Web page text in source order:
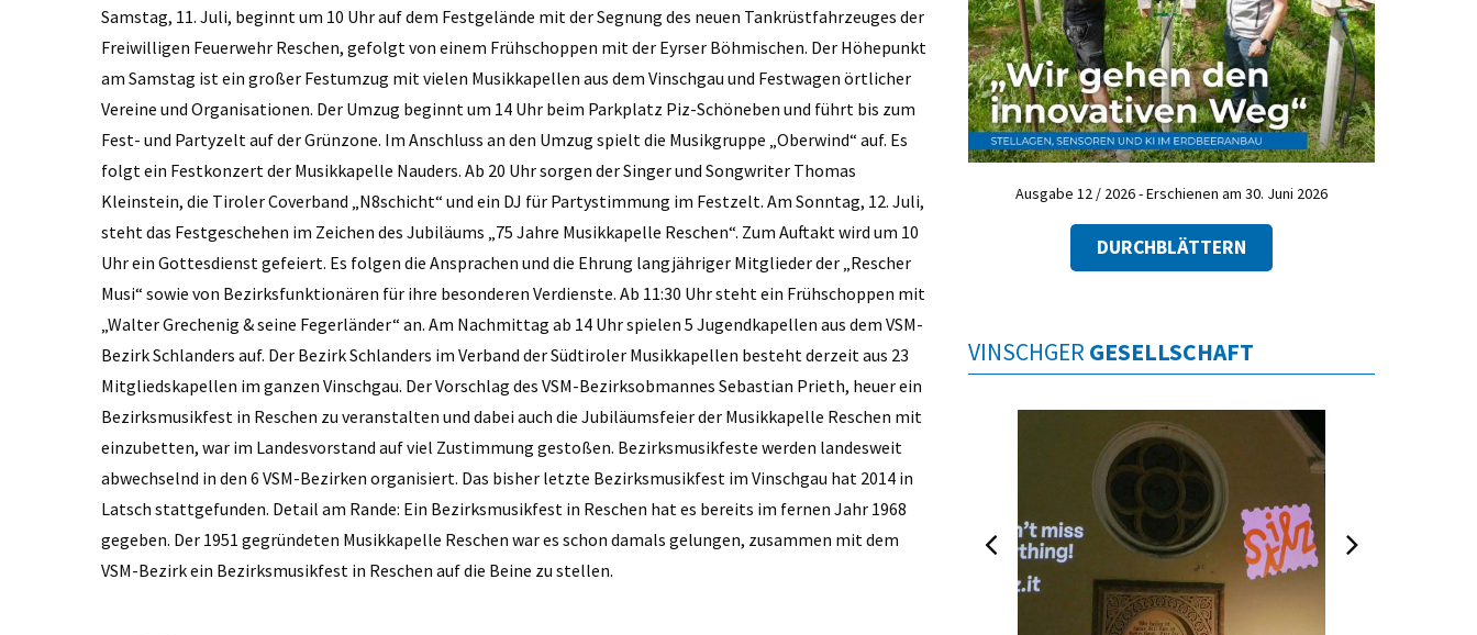
Samstag, 11. Juli, beginnt um 10 Uhr auf dem Festgelände mit der Segnung des neuen Tankrüstfahrzeuges der
Freiwilligen Feuerwehr Reschen, gefolgt von einem Frühschoppen mit der Eyrser Böhmischen. Der Höhepunkt
am Samstag ist ein großer Festumzug mit vielen Musikkapellen aus dem Vinschgau und Festwagen örtlicher
Vereine und Organisationen. Der Umzug beginnt um 14 Uhr beim Parkplatz Piz-Schöneben und führt bis zum
Fest- und Partyzelt auf der Grünzone. Im Anschluss an den Umzug spielt die Musikgruppe „Oberwind“ auf. Es
folgt ein Festkonzert der Musikkapelle Nauders. Ab 20 Uhr sorgen der Singer und Songwriter Thomas
Kleinstein, die Tiroler Coverband „N8schicht“ und ein DJ für Partystimmung im Festzelt. Am Sonntag, 12. Juli,
steht das Festgeschehen im Zeichen des Jubiläums „75 Jahre Musikkapelle Reschen“. Zum Auftakt wird um 10
Uhr ein Gottesdienst gefeiert. Es folgen die Ansprachen und die Ehrung langjähriger Mitglieder der „Rescher
Musi“ sowie von Bezirksfunktionären für ihre besonderen Verdienste. Ab 11:30 Uhr steht ein Frühschoppen mit
„Walter Grechenig & seine Fegerländer“ an. Am Nachmittag ab 14 Uhr spielen 5 Jugendkapellen aus dem VSM-
Bezirk Schlanders auf. Der Bezirk Schlanders im Verband der Südtiroler Musikkapellen besteht derzeit aus 23
Mitgliedskapellen im ganzen Vinschgau. Der Vorschlag des VSM-Bezirksobmannes Sebastian Prieth, heuer ein
Bezirksmusikfest in Reschen zu veranstalten und dabei auch die Jubiläumsfeier der Musikkapelle Reschen mit
einzubetten, war im Landesvorstand auf viel Zustimmung gestoßen. Bezirksmusikfeste werden landesweit
abwechselnd in den 6 VSM-Bezirken organisiert. Das bisher letzte Bezirksmusikfest im Vinschgau hat 2014 in
Latsch stattgefunden. Detail am Rande: Ein Bezirksmusikfest in Reschen hat es bereits im fernen Jahr 1968
gegeben. Der 1951 gegründeten Musikkapelle Reschen war es schon damals gelungen, zusammen mit dem
VSM-Bezirk ein Bezirksmusikfest in Reschen auf die Beine zu stellen.
Ausgabe 12 / 2026 - Erschienen am 30. Juni 2026
DURCHBLÄTTERN
VINSCHGER GESELLSCHAFT